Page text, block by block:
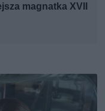
magnatka XVII